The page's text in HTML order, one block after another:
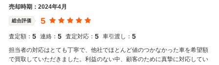
売却時期：2024年4月
総合評価 5
査定額： 5 連絡： 5 査定対応： 5 車引渡し： 5
担当者の対応はとても丁寧で、他社でほとんど値のつかなかった車を希望額
で買取していただきました。利益のない中、顧客のために真摯に対応してい